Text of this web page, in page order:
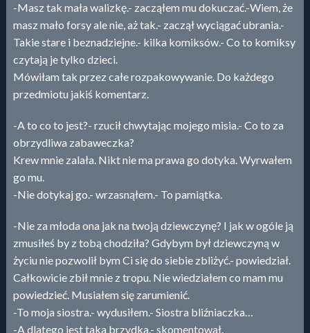
-Masz tak mała walizkę.- zacząłem mu dokuczać.-Wiem, że
masz mało forsy ale nie, aż tak.- zaczął wyciągać ubrania.-
Takie stare i beznadziejne.- kilka komiksów.- Co to komiksy
czytają je tylko dzieci.
Mówiłam tak przez całe rozpakowywanie. Do każdego
przedmiotu jakiś komentarz.
-A to co to jest?- rzucił chwytając mojego misia.- Co to za
obrzydliwa zabaweczka?
Krew mnie zalała. Nikt nie ma prawa go dotyka. Wyrwałem
go mu.
-Nie dotykaj go.- wrzasnąłem.- To pamiątka.
-Nie za młoda ona jak na twoją dziewczynę? I jak w ogóle ją
zmusiłeś by z tobą chodziła? Gdybym był dziewczyną w
życiu nie pozwolił bym Ci się do siebie zbliżyć.- powiedział.
Całkowicie zbił mnie z tropu. Nie wiedziałem co mam mu
powiedzieć. Musiałem się zarumienić.
-To moja siostra.- wydusiłem.- Siostra bliźniaczka…
-A dlatego jest taka brzydka.- skomentował.